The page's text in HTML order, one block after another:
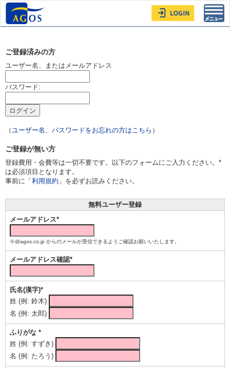
ご登録済みの方
ユーザー名、またはメールアドレス
パスワード:
（ユーザー名、パスワードをお忘れの方はこちら ）
ご登録が無い方
登録費用・会費等は一切不要です。以下のフォームにご入力ください。*
は必須項目となります。
事前に「 利用規約 」を必ずお読みください。
無料ユーザー登録
メールアドレス*
※@agos.co.jp からのメールが受信できるようご確認お願いいたします。
メールアドレス確認*
氏名(漢字)*
姓 (例: 鈴木)
名 (例: 太郎)
ふりがな *
姓 (例: すずき)
名 (例: たろう)